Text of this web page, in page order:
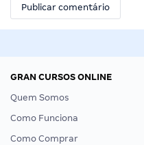
GRAN CURSOS ONLINE
Quem Somos
Como Funciona
Como Comprar